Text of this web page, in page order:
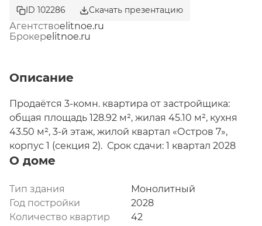
ID 102286 Скачать презентацию
Агентствоelitnoe.ru
Брокерelitnoe.ru
Описание
Продаётся 3-комн. квартира от застройщика:
общая площадь 128.92 м², жилая 45.10 м², кухня
43.50 м², 3-й этаж, жилой квартал «Остров 7»,
корпус 1 (секция 2).  Срок сдачи: 1 квартал 2028
года.
окна на одну сторону, хорошая инсоляция.
ОСТРОВ.7 - семь корпусов премиум- и бизнес-
О доме
Тип здания
Монолитный
Год постройки
2028
Количество квартир
42